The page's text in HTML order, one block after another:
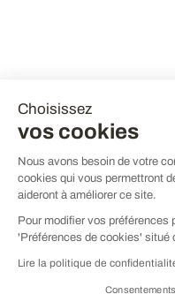
Choisissez
vos cookies
Nous avons besoin de votre
cookies qui vous permettront
aideront à améliorer ce site.
Pour modifier vos préférences
'Préférences de cookies' situé
Lire la politique de